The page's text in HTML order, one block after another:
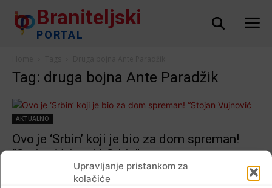
Upravljanje pristankom za
kolačiće
Braniteljski
PORTAL
Tag: druga bojna Ante Paradžik
AKTUALNO
Ovo je ‘Srbin’ koji je bio za dom spreman!
“Stojan Vujnović Srbin”
Braniteljski portal - 15.08.2017 0